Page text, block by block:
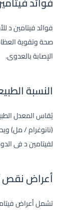
فوائد فيتامين د
صحة وتقوية
الإصابة بالعدوى.
النسبة
يُقاس المعدل
(نانوغرام / مل)
لفيتامين د فى الدوم تتراوح من
أعراض نقص
تشمل أعراض